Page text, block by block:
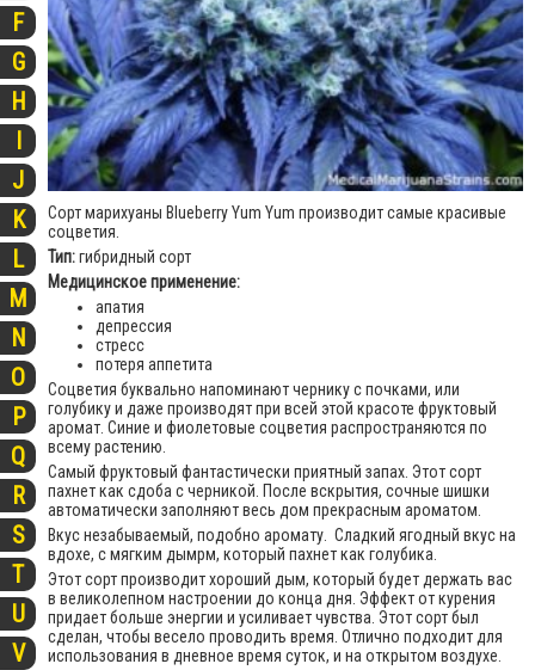
F
G
H
I
J
K
L
M
N
O
P
Q
R
S
T
U
V
Сорт марихуаны Blueberry Yum Yum производит самые красивые
соцветия.
Тип:гибридный сорт
Медицинское применение:
апатия
депрессия
стресс
потеря аппетита
Соцветия буквально напоминают чернику с почками, или
голубику и даже производят при всей этой красоте фруктовый
аромат. Синие и фиолетовые соцветия распространяются по
всему растению.
Самый фруктовый фантастически приятный запах. Этот сорт
пахнет как сдоба с черникой. После вскрытия, сочные шишки
автоматически заполняют весь дом прекрасным ароматом.
Вкус незабываемый, подобно аромату. Сладкий ягодный вкус на
вдохе, с мягким дымрм, который пахнет как голубика.
Этот сорт производит хороший дым, который будет держать вас
в великолепном настроении до конца дня. Эффект от курения
придает больше энергии и усиливает чувства. Этот сорт был
сделан, чтобы весело проводить время. Отлично подходит для
использования в дневное время суток, и на открытом воздухе.